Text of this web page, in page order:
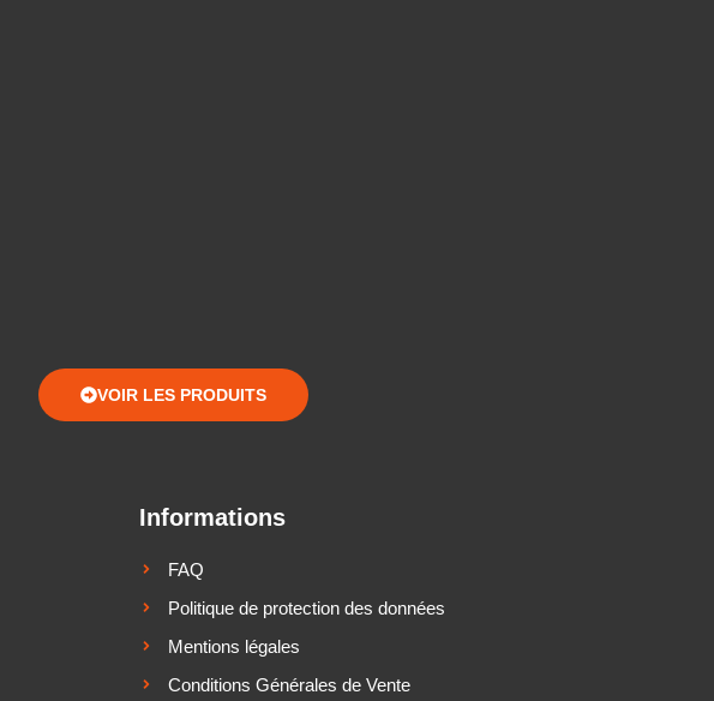
VOIR LES PRODUITS
Informations
FAQ
Politique de protection des données
Mentions légales
Conditions Générales de Vente